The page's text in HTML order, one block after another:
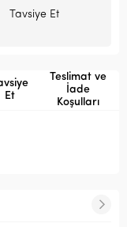
Tavsiye Et
Et
Teslimat ve
İade
Koşulları